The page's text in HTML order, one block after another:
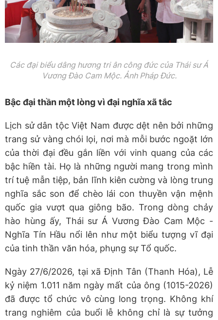
Các đại biểu dâng hương tri ân công đức của Thái sư Á
Vương Đào Cam Mộc. Ảnh Pháp Đức.
Bậc đại thần một lòng vì đại nghĩa xã tắc
Lịch sử dân tộc Việt Nam được dệt nên bởi những
trang sử vàng chói lọi, nơi mà mỗi bước ngoặt lớn
của thời đại đều gắn liền với vinh quang của các
bậc hiền tài. Họ là những người mang trong mình
trí tuệ mẫn tiệp, bản lĩnh kiên cường và lòng trung
nghĩa sắc son để chèo lái con thuyền vận mệnh
quốc gia vượt qua giông bão. Trong dòng chảy
hào hùng ấy, Thái sư Á Vương Đào Cam Mộc -
Nghĩa Tín Hầu nổi lên như một biểu tượng vĩ đại
của tinh thần văn hóa, phụng sự Tổ quốc.
Ngày 27/6/2026, tại xã Định Tân (Thanh Hóa), Lễ
kỷ niệm 1.011 năm ngày mất của ông (1015-2026)
đã được tổ chức vô cùng long trọng. Không khí
trang nghiêm của buổi lễ không chỉ là sự tưởng